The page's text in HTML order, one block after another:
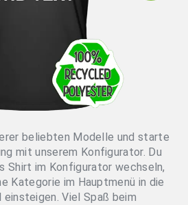
beliebten Modelle und starte
mit unserem Konfigurator. Du
Shirt im Konfigurator wechseln,
Kategorie im Hauptmenü in die
einsteigen. Viel Spaß beim